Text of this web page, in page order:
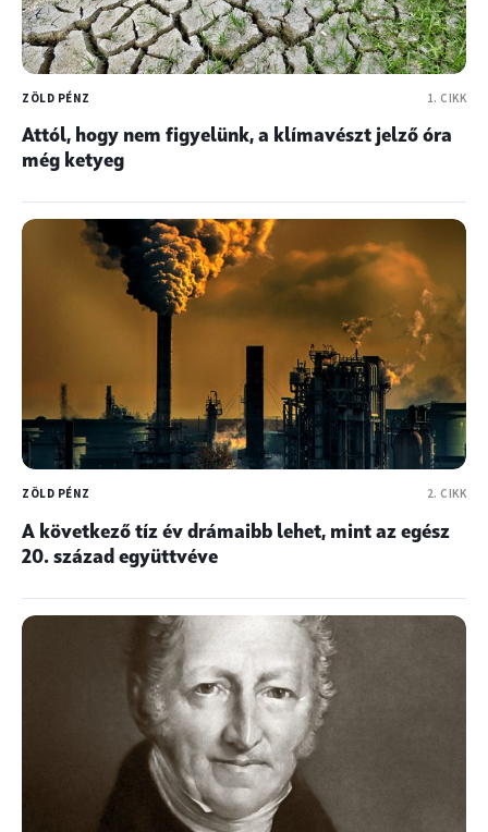
ZÖLD PÉNZ 1. CIKK
Attól, hogy nem figyelünk, a klímavészt jelző óra
még ketyeg
ZÖLD PÉNZ 2. CIKK
A következő tíz év drámaibb lehet, mint az egész
20. század együttvéve